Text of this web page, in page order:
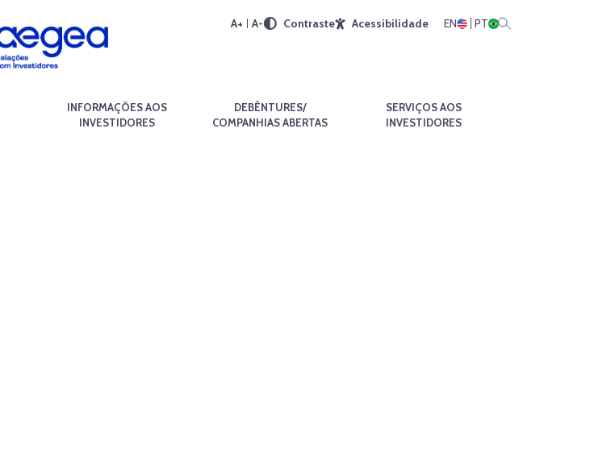
A+ A- Contraste Acessibilidade EN PT
INFORMAÇÕES AOS
INVESTIDORES
DEBÊNTURES/
COMPANHIAS ABERTAS
SERVIÇOS AOS
INVESTIDORES